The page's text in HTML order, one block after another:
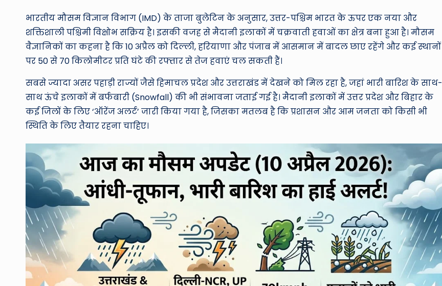
d
भारतीय मौसम विज्ञान विभाग (IMD) के ताजा बुलेटिन के अनुसार, उत्तर-पश्चिम भारत के ऊपर एक नया और
शक्तिशाली पश्चिमी विक्षोभ सक्रिय है। इसकी वजह से मैदानी इलाकों में चक्रवाती हवाओं का क्षेत्र बना हुआ है। मौसम
वैज्ञानिकों का कहना है कि 10 अप्रैल को दिल्ली, हरियाणा और पंजाब में आसमान में बादल छाए रहेंगे और कई स्थानों
पर 50 से 70 किलोमीटर प्रति घंटे की रफ्तार से तेज हवाएं चल सकती हैं।
सबसे ज्यादा असर पहाड़ी राज्यों जैसे हिमाचल प्रदेश और उत्तराखंड में देखने को मिल रहा है, जहां भारी बारिश के साथ-
साथ ऊंचे इलाकों में बर्फबारी (Snowfall) की भी संभावना जताई गई है। मैदानी इलाकों में उत्तर प्रदेश और बिहार के
कई जिलों के लिए ‘ऑरेंज अलर्ट’ जारी किया गया है, जिसका मतलब है कि प्रशासन और आम जनता को किसी भी
स्थिति के लिए तैयार रहना चाहिए।